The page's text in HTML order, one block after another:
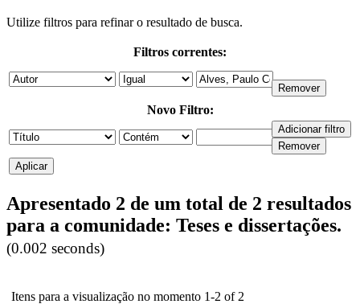
Utilize filtros para refinar o resultado de busca.
Filtros correntes:
Novo Filtro:
Apresentado 2 de um total de 2 resultados
para a comunidade: Teses e dissertações.
(0.002 seconds)
Itens para a visualização no momento 1-2 of 2